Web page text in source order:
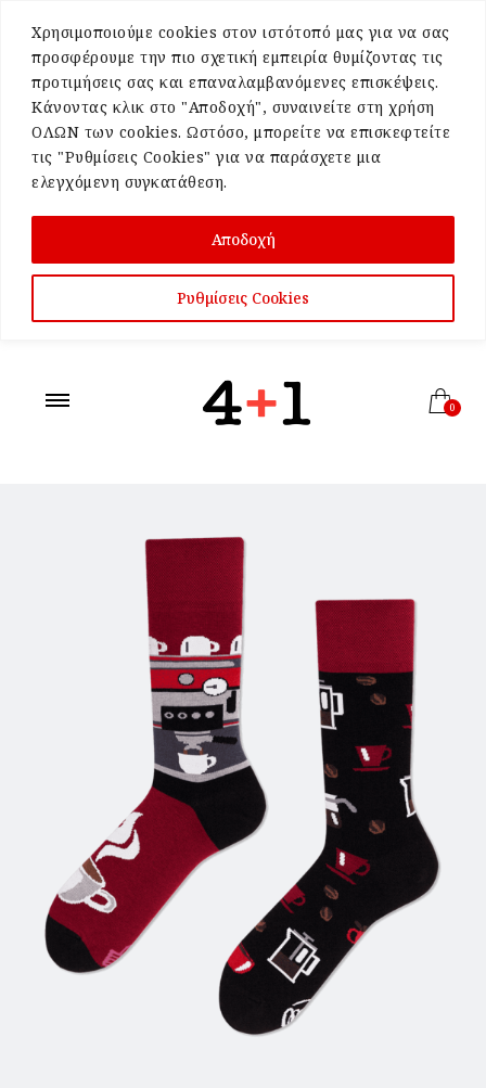
Χρησιμοποιούμε cookies στον ιστότοπό μας για να σας
προσφέρουμε την πιο σχετική εμπειρία θυμίζοντας τις
προτιμήσεις σας και επαναλαμβανόμενες επισκέψεις.
Κάνοντας κλικ στο "Αποδοχή", συναινείτε στη χρήση
ΟΛΩΝ των cookies. Ωστόσο, μπορείτε να επισκεφτείτε
τις "Ρυθμίσεις Cookies" για να παράσχετε μια
ελεγχόμενη συγκατάθεση.
Ρυθμίσεις Cookies
Αποδοχή
0